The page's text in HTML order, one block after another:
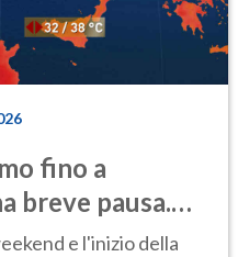
fino a
breve pausa.
e l'inizio della